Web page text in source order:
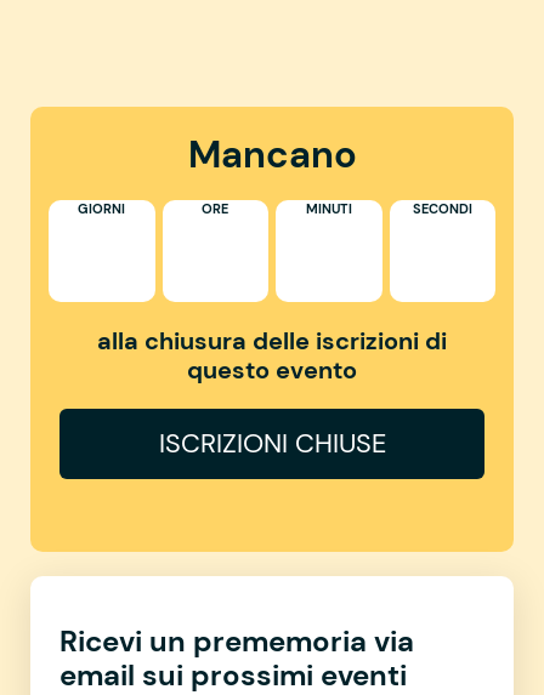
Mancano
GIORNI ORE MINUTI SECONDI
alla chiusura delle iscrizioni di
questo evento
ISCRIZIONI CHIUSE
Ricevi un prememoria via
email sui prossimi eventi